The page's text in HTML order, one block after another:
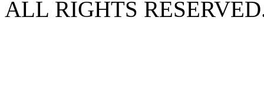
ALL RIGHTS